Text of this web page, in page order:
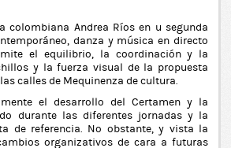
colombiana Andrea Ríos en u segunda
danza y música en directo
el equilibrio, la coordinación y la
y la fuerza visual de la propuesta
calles de Mequinenza de cultura.
el desarrollo del Certamen y la
durante las diferentes jornadas y la
de referencia. No obstante, y vista la
organizativos de cara a futuras